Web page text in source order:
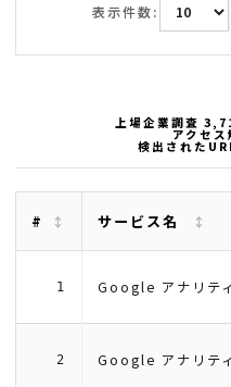
表示件数:
上場企業調査
アクセ
検出された
# サービス名
1 Google アナリテ
2 Google アナリテ